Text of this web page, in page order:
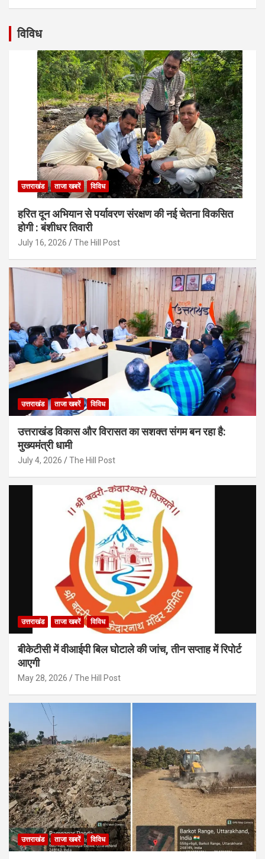
विविध
उत्तराखंड ताजा खबरें विविध
हरित दून अभियान से पर्यावरण संरक्षण की नई चेतना विकसित
होगी : बंशीधर तिवारी
July 16, 2026 The Hill Post
उत्तराखंड ताजा खबरें विविध
उत्तराखंड विकास और विरासत का सशक्त संगम बन रहा है:
मुख्यमंत्री धामी
July 4, 2026 The Hill Post
उत्तराखंड ताजा खबरें विविध
बीकेटीसी में वीआईपी बिल घोटाले की जांच, तीन सप्ताह में रिपोर्ट
आएगी
May 28, 2026 The Hill Post
उत्तराखंड ताजा खबरें विविध